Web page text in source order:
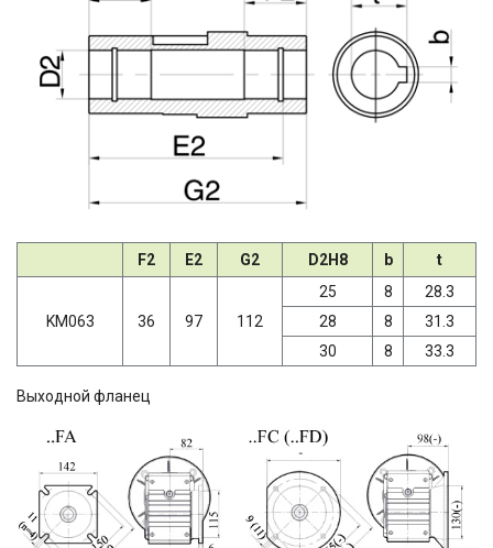
F2 E2 G2 D2H8 b t
KM063 36 97 112
25 8
28.3
28
8
31.3
30
8 33.3
Выходной фланец